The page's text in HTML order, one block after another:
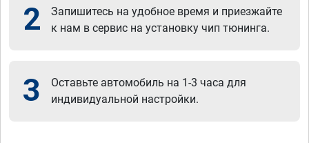
2
Запишитесь на удобное время и приезжайте
к нам в сервис на установку чип тюнинга.
3
Оставьте автомобиль на 1-3 часа для
индивидуальной настройки.